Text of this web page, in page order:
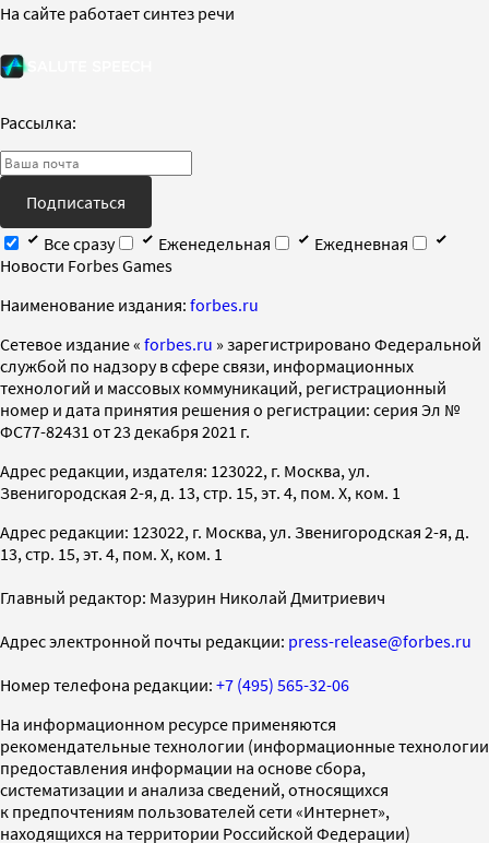
На сайте работает синтез речи
Рассылка:
Подписаться
Все сразу
Еженедельная
Ежедневная
Новости Forbes Games
Наименование издания: forbes.ru
Cетевое издание « forbes.ru » зарегистрировано Федеральной
службой по надзору в сфере связи, информационных
технологий и массовых коммуникаций, регистрационный
номер и дата принятия решения о регистрации: серия Эл №
ФС77-82431 от 23 декабря 2021 г.
Адрес редакции, издателя: 123022, г. Москва, ул.
Звенигородская 2-я, д. 13, стр. 15, эт. 4, пом. X, ком. 1
Адрес редакции: 123022, г. Москва, ул. Звенигородская 2-я, д.
13, стр. 15, эт. 4, пом. X, ком. 1
Главный редактор: Мазурин Николай Дмитриевич
Адрес электронной почты редакции: press-release@forbes.ru
Номер телефона редакции: +7 (495) 565-32-06
На информационном ресурсе применяются
рекомендательные технологии (информационные технологии
предоставления информации на основе сбора,
систематизации и анализа сведений, относящихся
к предпочтениям пользователей сети «Интернет»,
находящихся на территории Российской Федерации)